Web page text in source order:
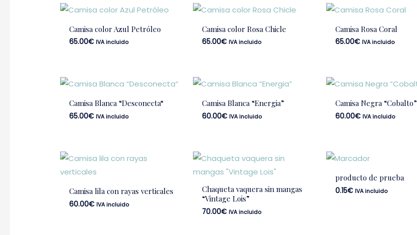
Camisa color Azul Petróleo
65.00€ IVA incluido
Camisa color Rosa Chicle
65.00€ IVA incluido
Camisa Rosa Coral
65.00€ IVA incluido
Camisa Blanca “Desconecta“
65.00€ IVA incluido
Camisa Blanca “Energia”
60.00€ IVA incluido
Camisa Negra “Cobalto”
60.00€ IVA incluido
Camisa lila con rayas verticales
60.00€ IVA incluido
Chaqueta vaquera sin mangas
“Vintage Lois”
70.00€ IVA incluido
producto de prueba
0.15€ IVA incluido